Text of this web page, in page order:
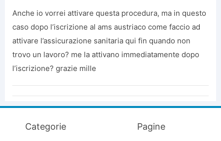
Anche io vorrei attivare questa procedura, ma in questo
caso dopo l’iscrizione al ams austriaco come faccio ad
attivare l’assicurazione sanitaria qui fin quando non
trovo un lavoro? me la attivano immediatamente dopo
l’iscrizione? grazie mille
Categorie Pagine